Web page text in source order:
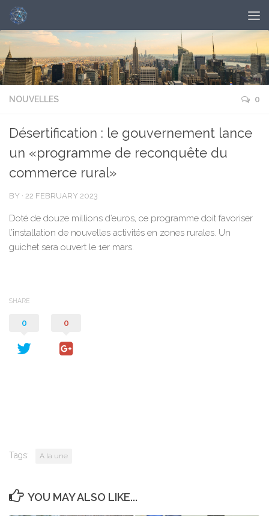
NOUVELLES 0
Désertification : le gouvernement lance
un «programme de reconquête du
commerce rural»
BY · 22 FEBRUARY 2023
Doté de douze millions d’euros, ce programme doit favoriser
l’installation de nouvelles activités en zones rurales. Un
guichet sera ouvert le 1er mars.
SHARE
0 0
Tags: A la une
YOU MAY ALSO LIKE...